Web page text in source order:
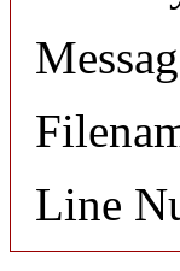
Line